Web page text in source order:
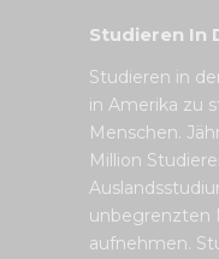
Studieren In
Studieren in
in Amerika zu
Menschen.
Million
unbegrenzten
aufnehmen.